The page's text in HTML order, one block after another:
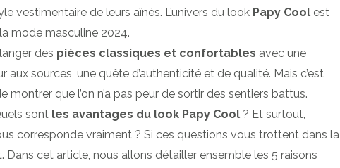
vestimentaire de leurs aînés. L’univers du look Papy Cool est
mode masculine 2024.
des pièces classiques et confortables avec une
aux sources, une quête d’authenticité et de qualité. Mais c’est
montrer que l’on n’a pas peur de sortir des sentiers battus.
sont les avantages du look Papy Cool ? Et surtout,
corresponde vraiment ? Si ces questions vous trottent dans la
cet article, nous allons détailler ensemble les 5 raisons